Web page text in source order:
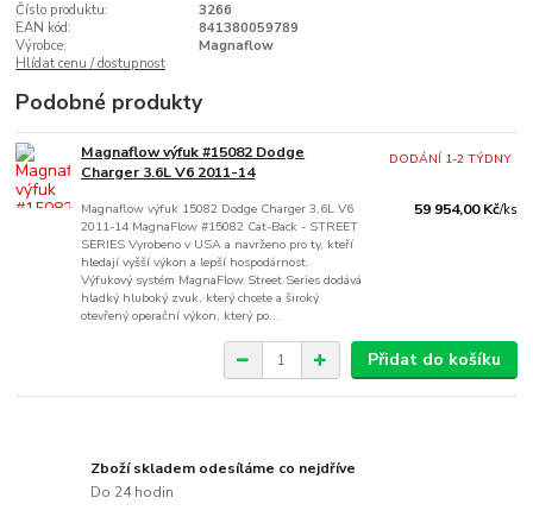
Číslo produktu:
3266
EAN kód:
841380059789
Výrobce:
Magnaflow
Hlídat cenu / dostupnost
Podobné produkty
Magnaflow výfuk #15082 Dodge
Charger 3.6L V6 2011-14
Magnaflow výfuk 15082 Dodge Charger 3.6L V6
2011-14 MagnaFlow #15082 Cat-Back - STREET
SERIES Vyrobeno v USA a navrženo pro ty, kteří
hledají vyšší výkon a lepší hospodárnost.
Výfukový systém MagnaFlow Street Series dodává
hladký hluboký zvuk, který chcete a široký
otevřený operační výkon, který po...
59 954,00 Kč/ks
DODÁNÍ 1-2 TÝDNY
Přidat do košíku
Zboží skladem odesíláme co nejdříve
Do 24 hodin